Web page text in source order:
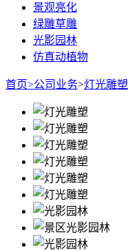
景观亮化
绿雕草雕
光影园林
仿真动植物
首页>公司业务>灯光雕塑